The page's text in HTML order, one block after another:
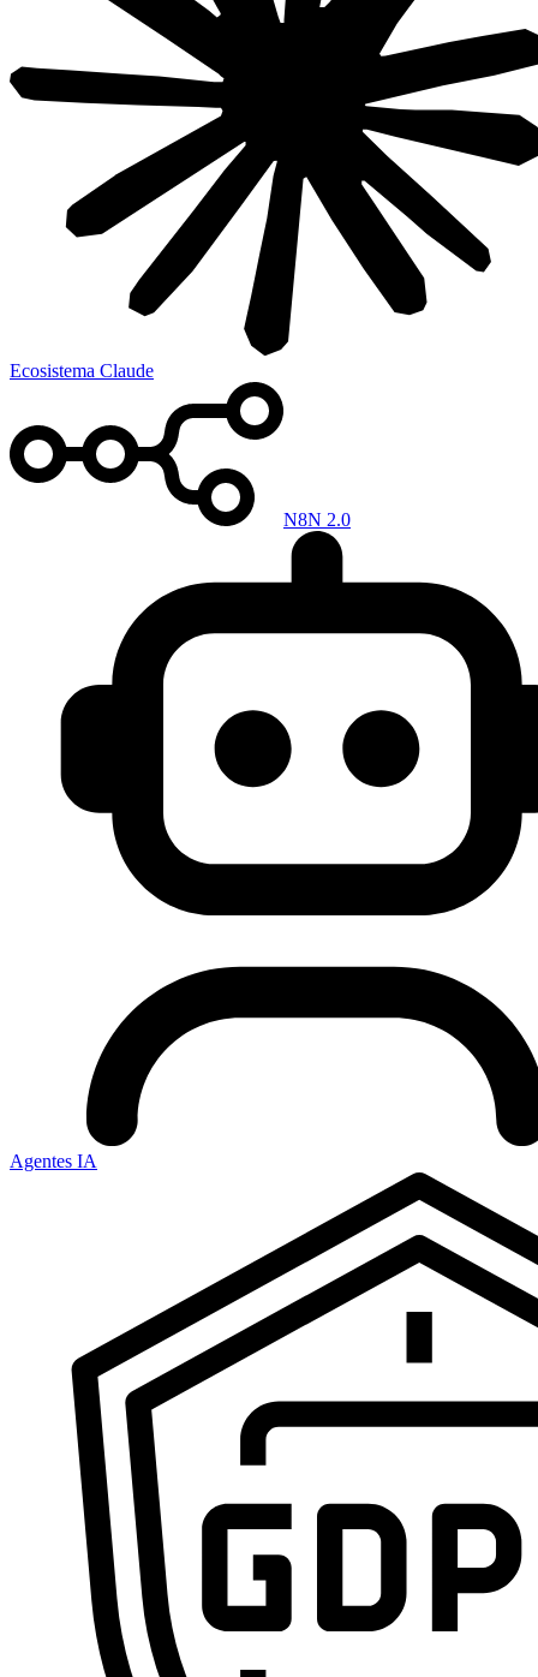
Ecosistema Claude
N8N 2.0
Agentes IA